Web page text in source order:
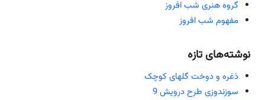
گروه هنری شب افروز
مفهوم شب افروز
نوشته‌های تازه
ذغره و دوخت گلهای کوچک
سوزندوزی طرح درویش 9